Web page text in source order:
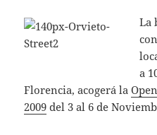
La
a
Florencia, acogerá la
2009 del 3 al 6 de